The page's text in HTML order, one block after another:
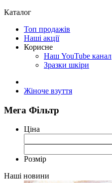
Каталог
Топ продажів
Наші акції
Корисне
Наш YouTube канал
Зразки шкіри
Жіноче взуття
Мега Фільтр
Ціна
Розмір
Наші новини